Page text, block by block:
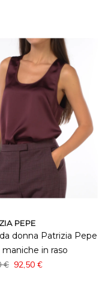
PEPE
donna Patrizia Pepe
maniche in raso
€ 92,50 €